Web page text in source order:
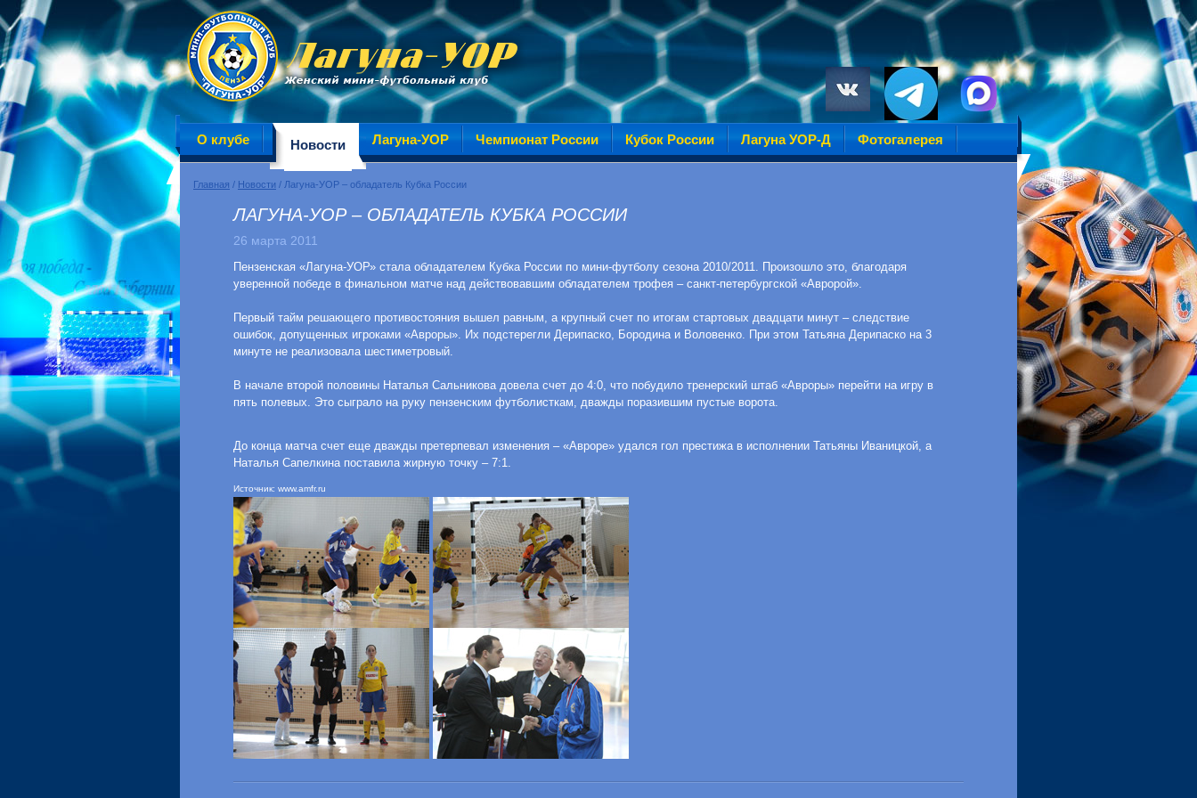
О клубе Новости Лагуна-УОР Чемпионат России Кубок России Лагуна УОР-Д Фотогалерея
Главная / Новости / Лагуна-УОР – обладатель Кубка России
ЛАГУНА-УОР – ОБЛАДАТЕЛЬ КУБКА РОССИИ
26 марта 2011
Пензенская «Лагуна-УОР» стала обладателем Кубка России по мини-футболу сезона 2010/2011. Произошло это, благодаря
уверенной победе в финальном матче над действовавшим обладателем трофея – санкт-петербургской «Авророй».
Первый тайм решающего противостояния вышел равным, а крупный счет по итогам стартовых двадцати минут – следствие
ошибок, допущенных игроками «Авроры». Их подстерегли Дерипаско, Бородина и Воловенко. При этом Татьяна Дерипаско на 3
минуте не реализовала шестиметровый.
В начале второй половины Наталья Сальникова довела счет до 4:0, что побудило тренерский штаб «Авроры» перейти на игру в
пять полевых. Это сыграло на руку пензенским футболисткам, дважды поразившим пустые ворота.
До конца матча счет еще дважды претерпевал изменения – «Авроре» удался гол престижа в исполнении Татьяны Иваницкой, а
Наталья Сапелкина поставила жирную точку – 7:1.
Источник: www.amfr.ru